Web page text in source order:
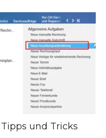
Tipps und Tricks